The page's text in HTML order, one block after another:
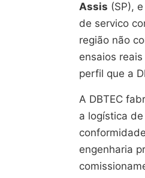
Assis (SP),
de servico
região não
ensaios
perfil que a
A DBTEC
a logística
engenharia